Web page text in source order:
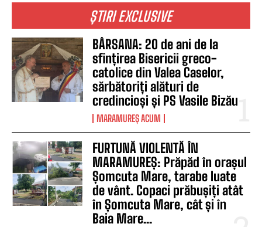
ȘTIRI EXCLUSIVE
BÂRSANA: 20 de ani de la
sfințirea Bisericii greco-
catolice din Valea Caselor,
sărbătoriți alături de
credincioși și PS Vasile Bizău
MARAMUREȘ ACUM
FURTUNĂ VIOLENTĂ ÎN
MARAMUREȘ: Prăpăd în orașul
Șomcuta Mare, tarabe luate
de vânt. Copaci prăbușiți atât
în Șomcuta Mare, cât și în
Baia Mare...